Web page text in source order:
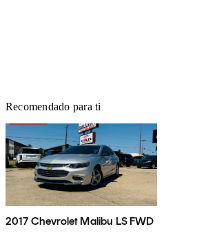
Recomendado para ti
2017 Chevrolet Malibu LS FWD